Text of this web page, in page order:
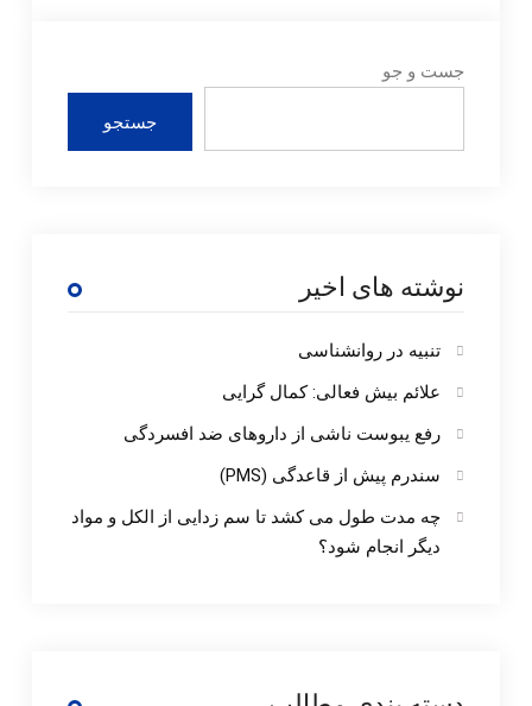
جست و جو
جستجو
نوشته های اخیر
تنبیه در روانشناسی
علائم بیش فعالی: کمال گرایی
رفع یبوست ناشی از داروهای ضد افسردگی
سندرم پیش از قاعدگی (PMS)
چه مدت طول می کشد تا سم زدایی از الکل و مواد
دیگر انجام شود؟